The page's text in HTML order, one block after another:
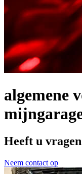
algemene
Heeft u
Neem contact op